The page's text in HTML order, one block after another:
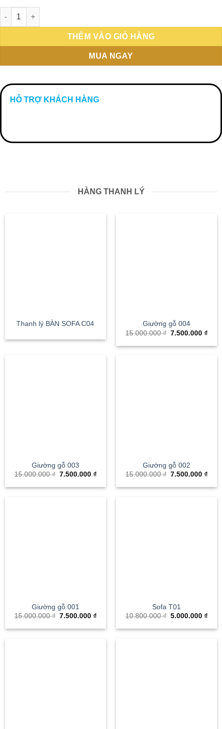
Giường gỗ 002 số lượng
THÊM VÀO GIỎ HÀNG
MUA NGAY
HỖ TRỢ KHÁCH HÀNG
HÀNG THANH LÝ
Thanh lý BÀN SOFA C04
Giường gỗ 004
15.000.000₫ Giá
là:
7.500.000₫Giá
tại
Giường gỗ 003
15.000.000₫ Giá
là:
7.500.000 ₫Giá
tại
Giường gỗ 002
15.000.000₫ Giá
là:
7.500.000₫Giá
tại
Giường gỗ 001
15.000.000₫ Giá
là:
7.500.000 ₫Giá
tại
Sofa T01
10.800.000₫ Giá
là:
5.000.000₫Giá
tại